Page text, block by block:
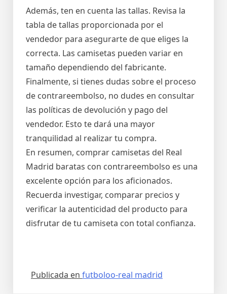
Además, ten en cuenta las tallas. Revisa la
tabla de tallas proporcionada por el
vendedor para asegurarte de que eliges la
correcta. Las camisetas pueden variar en
tamaño dependiendo del fabricante.
Finalmente, si tienes dudas sobre el proceso
de contrareembolso, no dudes en consultar
las políticas de devolución y pago del
vendedor. Esto te dará una mayor
tranquilidad al realizar tu compra.
En resumen, comprar camisetas del Real
Madrid baratas con contrareembolso es una
excelente opción para los aficionados.
Recuerda investigar, comparar precios y
verificar la autenticidad del producto para
disfrutar de tu camiseta con total confianza.
Publicada en futboloo-real madrid